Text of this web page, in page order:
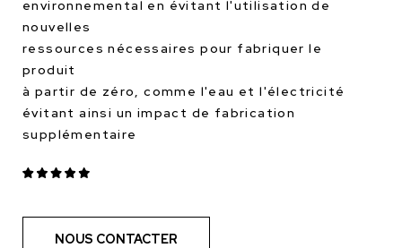
environnemental en évitant l'utilisation de
nouvelles
ressources nécessaires pour fabriquer le
produit
à partir de zéro, comme l'eau et l'électricité
évitant ainsi un impact de fabrication
supplémentaire
NOUS CONTACTER